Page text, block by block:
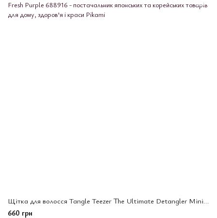
Щітка для волосся Tangle Teezer The Ultimate Detangler Mini Fresh Purple
660 грн